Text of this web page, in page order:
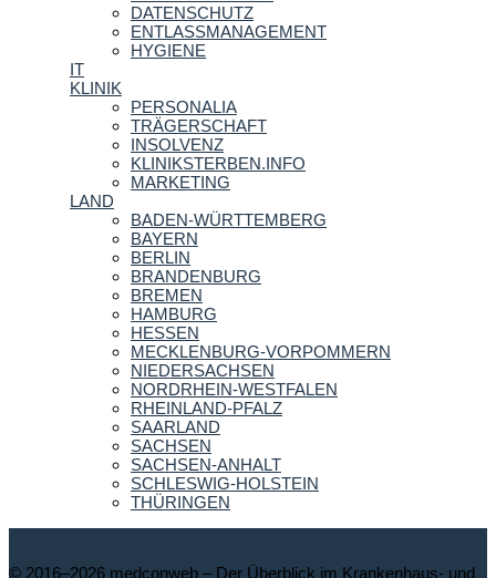
DATENSCHUTZ
ENTLASSMANAGEMENT
HYGIENE
IT
KLINIK
PERSONALIA
TRÄGERSCHAFT
INSOLVENZ
KLINIKSTERBEN.INFO
MARKETING
LAND
BADEN-WÜRTTEMBERG
BAYERN
BERLIN
BRANDENBURG
BREMEN
HAMBURG
HESSEN
MECKLENBURG-VORPOMMERN
NIEDERSACHSEN
NORDRHEIN-WESTFALEN
RHEINLAND-PFALZ
SAARLAND
SACHSEN
SACHSEN-ANHALT
SCHLESWIG-HOLSTEIN
THÜRINGEN
© 2016–2026 medconweb – Der Überblick im Krankenhaus- und